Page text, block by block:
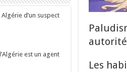
Les
d’un suspect
est un agent